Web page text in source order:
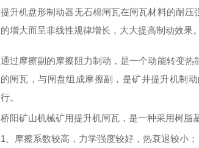
提升机盘形制动器无石棉闸瓦在闸瓦材料的耐压
的增大而呈非线性规律增长，大大提高制动效果。
通过摩擦副的摩擦阻力制动，是一个动能转变热
的闸瓦，与闸盘组成摩擦副，是矿井提升机制
行。
桥阳矿山机械矿用提升机闸瓦，是一种采用树脂
1、摩擦系数较高，力学强度较好，热衰退较小；